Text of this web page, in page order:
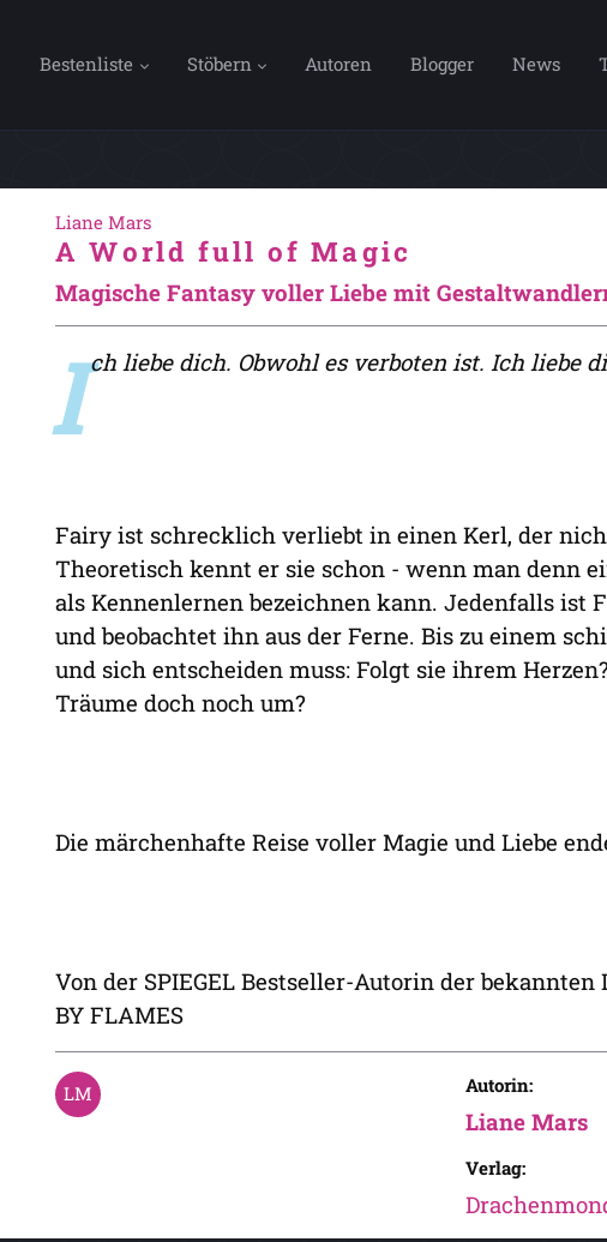
Bestenliste Stöbern Autoren Blogger News
Liane Mars
A World full of Magic
Magische Fantasy voller Liebe mit
I ch liebe dich. Obwohl es verboten ist. Ich liebe
Fairy ist schrecklich verliebt in einen Kerl, der
Theoretisch kennt er sie schon - wenn man denn
als Kennenlernen bezeichnen kann. Jedenfalls ist
und beobachtet ihn aus der Ferne. Bis zu einem
und sich entscheiden muss: Folgt sie ihrem
Träume doch noch um?
Die märchenhafte Reise voller Magie und Liebe
Von der SPIEGEL Bestseller-Autorin der bekannten
BY FLAMES
Autorin:
Liane Mars
Verlag: